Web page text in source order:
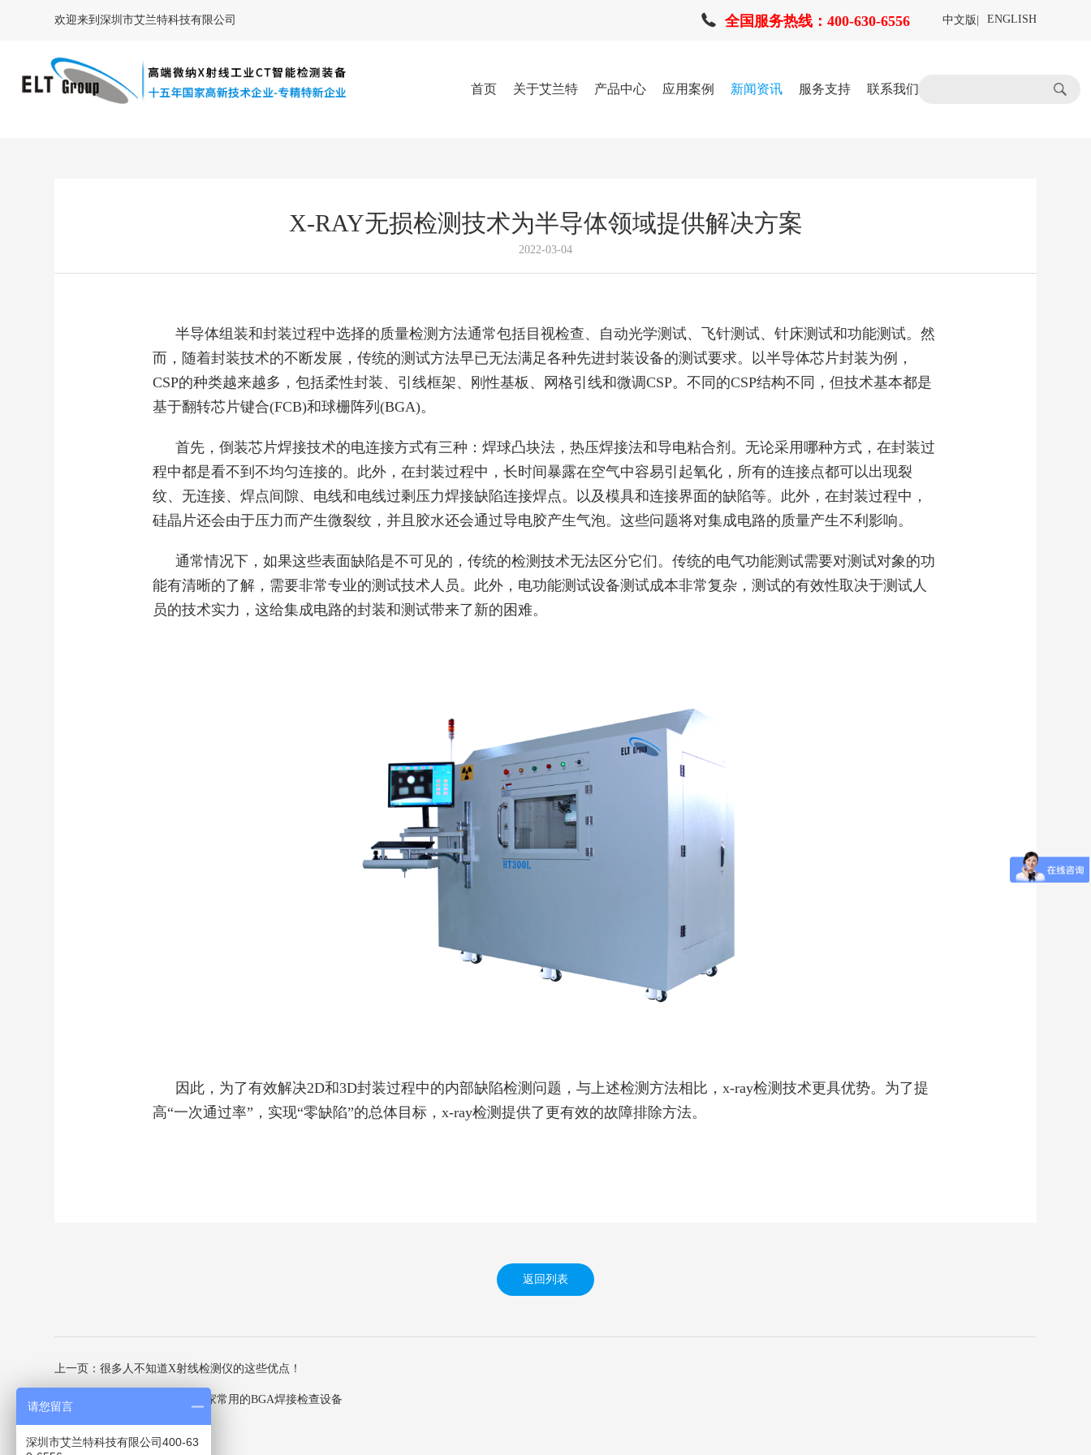
欢迎来到深圳市艾兰特科技有限公司 全国服务热线：400-630-6556 中文版 ENGLISH
首页 关于艾兰特 产品中心 应用案例 新闻资讯 服务支持 联系我们
X-RAY无损检测技术为半导体领域提供解决方案
2022-03-04
半导体组装和封装过程中选择的质量检测方法通常包括目视检查、自动光学测试、飞针测试、针床测试和功能测试。然
而，随着封装技术的不断发展，传统的测试方法早已无法满足各种先进封装设备的测试要求。以半导体芯片封装为例，
CSP的种类越来越多，包括柔性封装、引线框架、刚性基板、网格引线和微调CSP。不同的CSP结构不同，但技术基本都是
基于翻转芯片键合(FCB)和球栅阵列(BGA)。
首先，倒装芯片焊接技术的电连接方式有三种：焊球凸块法，热压焊接法和导电粘合剂。无论采用哪种方式，在封装过
程中都是看不到不均匀连接的。此外，在封装过程中，长时间暴露在空气中容易引起氧化，所有的连接点都可以出现裂
纹、无连接、焊点间隙、电线和电线过剩压力焊接缺陷连接焊点。以及模具和连接界面的缺陷等。此外，在封装过程中，
硅晶片还会由于压力而产生微裂纹，并且胶水还会通过导电胶产生气泡。这些问题将对集成电路的质量产生不利影响。
通常情况下，如果这些表面缺陷是不可见的，传统的检测技术无法区分它们。传统的电气功能测试需要对测试对象的功
能有清晰的了解，需要非常专业的测试技术人员。此外，电功能测试设备测试成本非常复杂，测试的有效性取决于测试人
员的技术实力，这给集成电路的封装和测试带来了新的困难。
因此，为了有效解决2D和3D封装过程中的内部缺陷检测问题，与上述检测方法相比，x-ray检测技术更具优势。为了提
高“一次通过率”，实现“零缺陷”的总体目标，x-ray检测提供了更有效的故障排除方法。
返回列表
上一页：很多人不知道X射线检测仪的这些优点！
下一页：X光探伤机是PCBA厂家常用的BGA焊接检查设备
请您留言
深圳市艾兰特科技有限公司400-63